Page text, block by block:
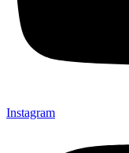
Instagram